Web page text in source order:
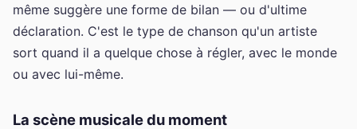
même suggère une forme de bilan — ou d'ultime
déclaration. C'est le type de chanson qu'un artiste
sort quand il a quelque chose à régler, avec le monde
ou avec lui-même.
La scène musicale du moment